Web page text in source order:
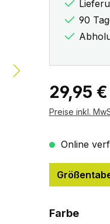
90
Regulärer
29,95 €
Preise inkl.
Online
Farbe